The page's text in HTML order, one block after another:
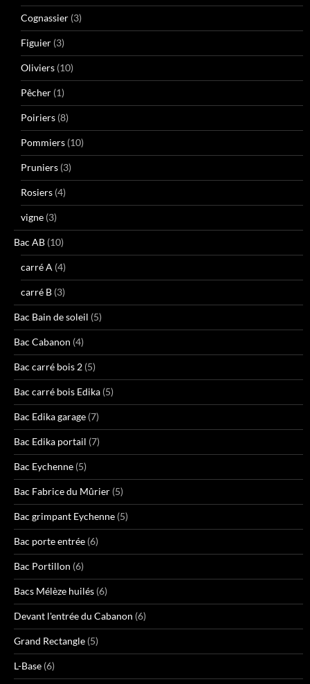
Cognassier (3)
Figuier (3)
Oliviers (10)
Pêcher (1)
Poiriers (8)
Pommiers (10)
Pruniers (3)
Rosiers (4)
vigne (3)
Bac AB (10)
carré A (4)
carré B (3)
Bac Bain de soleil (5)
Bac Cabanon (4)
Bac carré bois 2 (5)
Bac carré bois Edika (5)
Bac Edika garage (7)
Bac Edika portail (7)
Bac Eychenne (5)
Bac Fabrice du Mûrier (5)
Bac grimpant Eychenne (5)
Bac porte entrée (6)
Bac Portillon (6)
Bacs Mélèze huilés (6)
Devant l'entrée du Cabanon (6)
Grand Rectangle (5)
L-Base (6)